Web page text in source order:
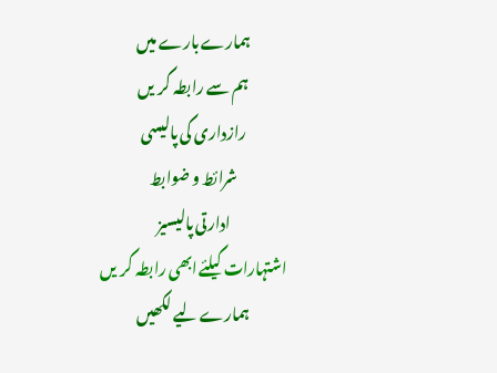
ہمارے بارے میں
ہم سے رابطہ کریں
رازداری کی پالیسی
شرائط و ضوابط
ادارتی پالیسیز
اشتہارات کیلئے ابھی رابطہ کریں
ہمارے لیے لکھیں